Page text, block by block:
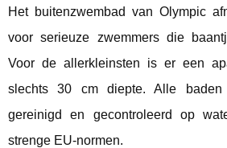
Het buitenzwembad van Olympic
voor serieuze zwemmers die
Voor de allerkleinsten is er een
slechts 30 cm diepte. Alle baden
gereinigd en gecontroleerd op
strenge EU-normen.